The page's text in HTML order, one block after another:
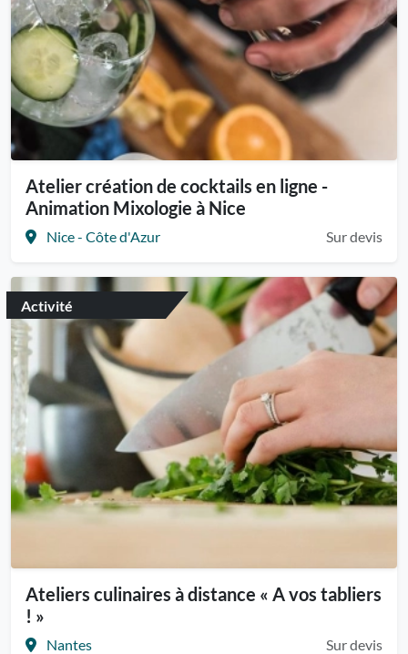
Atelier création de cocktails en ligne -
Animation Mixologie à Nice
Nice - Côte d'Azur Sur devis
Activité
Ateliers culinaires à distance « A vos tabliers
! »
Nantes Sur devis